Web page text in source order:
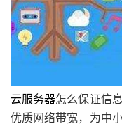
云服务器怎么保证信
优质网络带宽，为中